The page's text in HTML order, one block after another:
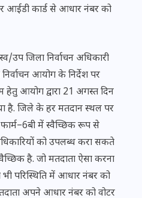
कार्ड से आधार नंबर को
उप जिला निर्वाचन अधिकारी
आयोग के निर्देश पर
हेतु आयोग द्वारा 21 अगस्त दिन
है. जिले के हर मतदान स्थल पर
में स्वैच्छिक रूप से
को उपलब्ध करा सकते
है. जो मतदाता ऐसा करना
परिस्थिति में आधार नंबर को
अपने आधार नंबर को वोटर